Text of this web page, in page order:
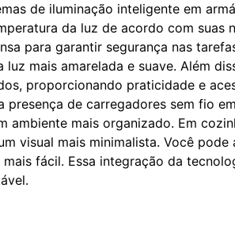
de iluminação inteligente em
da luz de acordo com
para garantir segurança nas
luz mais amarelada e suave. Além
proporcionando praticidade e
presença de carregadores sem fio
ambiente mais organizado. Em
visual mais minimalista. Você
fácil. Essa integração da